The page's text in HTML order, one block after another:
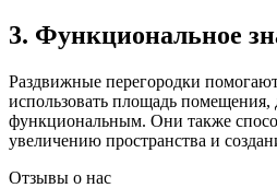
3. Функциональное
Раздвижные перегородки
использовать площадь помещения,
функциональным. Они также
увеличению пространства и
Отзывы о нас